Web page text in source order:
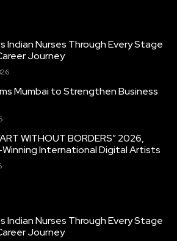
Indian Nurses Through Every Stage
Journey
Mumbai to Strengthen Business
WITHOUT BORDERS” 2026,
Winning International Digital Artists
Indian Nurses Through Every Stage
Journey